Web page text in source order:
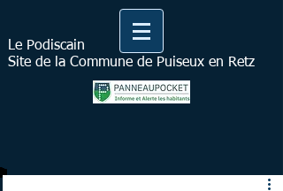
Le Podiscain
Site de la Commune de Puiseux en Retz